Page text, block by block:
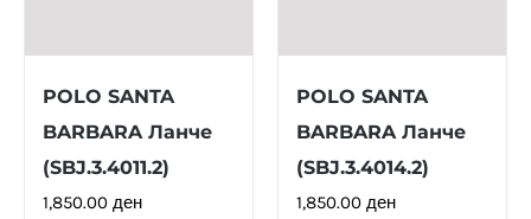
POLO SANTA
BARBARA Ланче
(SBJ.3.4011.2)
1,850.00 ден
POLO SANTA
BARBARA Ланче
(SBJ.3.4014.2)
1,850.00 ден